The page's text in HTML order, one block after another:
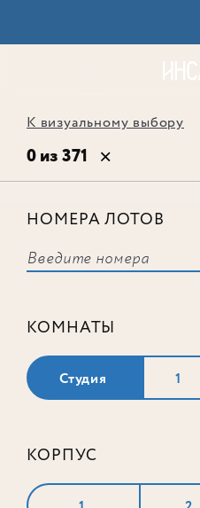
К визуальному выбору
0 из 371
НОМЕРА ЛОТОВ
КОМНАТЫ
Студия 1
КОРПУС